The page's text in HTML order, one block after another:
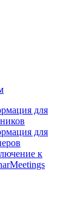
для
для
к